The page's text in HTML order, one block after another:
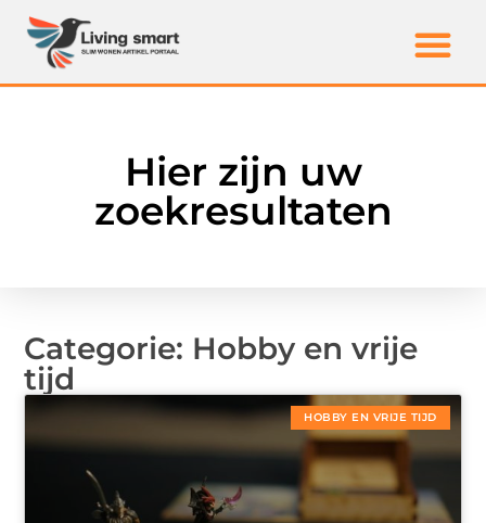
Hier zijn uw
zoekresultaten
Categorie: Hobby en vrije
tijd
HOBBY EN VRIJE TIJD